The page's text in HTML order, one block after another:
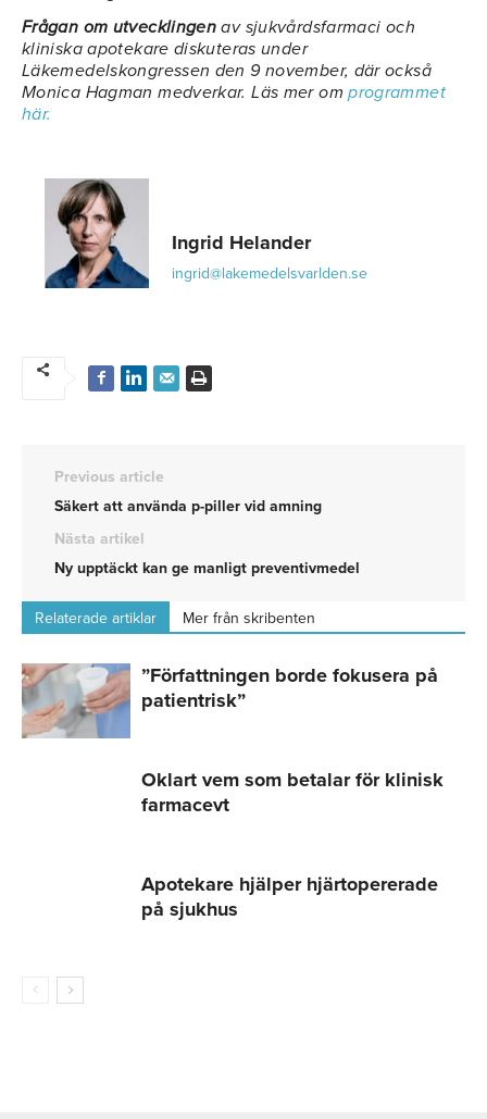
Frågan om utvecklingen av sjukvårdsfarmaci och
kliniska apotekare diskuteras under
Läkemedelskongressen den 9 november, där också
Monica Hagman medverkar. Läs mer omprogrammet
här.
Ingrid Helander
ingrid@lakemedelsvarlden.se
Previous article
Säkert att använda p-piller vid amning
Nästa artikel
Ny upptäckt kan ge manligt preventivmedel
Relaterade artiklar Mer från skribenten
”Författningen borde fokusera på
patientrisk”
Oklart vem som betalar för klinisk
farmacevt
Apotekare hjälper hjärtopererade
på sjukhus